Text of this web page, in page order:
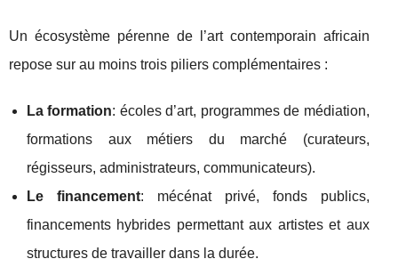
Un écosystème pérenne de l’art contemporain africain
repose sur au moins trois piliers complémentaires :
La formation: écoles d’art, programmes de médiation,
formations aux métiers du marché (curateurs,
régisseurs, administrateurs, communicateurs).
Le financement: mécénat privé, fonds publics,
financements hybrides permettant aux artistes et aux
structures de travailler dans la durée.